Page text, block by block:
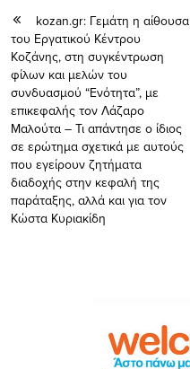
kozan.gr: Γεμάτη η αίθουσα
του Εργατικού Κέντρου
Κοζάνης, στη συγκέντρωση
φίλων και μελών του
συνδυασμού “Ενότητα”, με
επικεφαλής τον Λάζαρο
Μαλούτα – Τι απάντησε ο ίδιος
σε ερώτημα σχετικά με αυτούς
που εγείρουν ζητήματα
διαδοχής στην κεφαλή της
παράταξης, αλλά και για τον
Κώστα Κυριακίδη